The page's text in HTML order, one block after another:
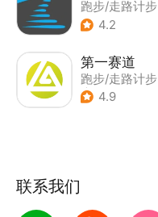
跑步/走路计步
4.2
第一赛道
跑步/走路计步
| 运动社区
4.9
联系我们